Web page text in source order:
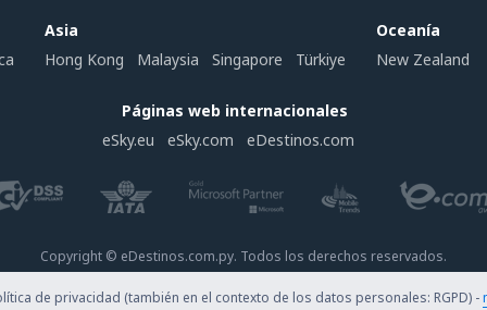
Asia
Hong Kong
Malaysia Singapore Türkiye
Oceanía
New Zealand
Páginas web internacionales
eSky.eu
eSky.com eDestinos.com
Copyright © eDestinos.com.py. Todos los derechos reservados.
de privacidad (también en el contexto de los datos personales: RGPD) -